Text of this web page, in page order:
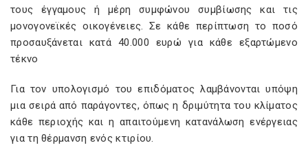
τους έγγαμους ή μέρη συμφώνου συμβίωσης και τις
μονογονεϊκές οικογένειες. Σε κάθε περίπτωση το ποσό
προσαυξάνεται κατά 40.000 ευρώ για κάθε εξαρτώμενο
τέκνο
Για τον υπολογισμό του επιδόματος λαμβάνονται υπόψη
μια σειρά από παράγοντες, όπως η δριμύτητα του κλίματος
κάθε περιοχής και η απαιτούμενη κατανάλωση ενέργειας
για τη θέρμανση ενός κτιρίου.